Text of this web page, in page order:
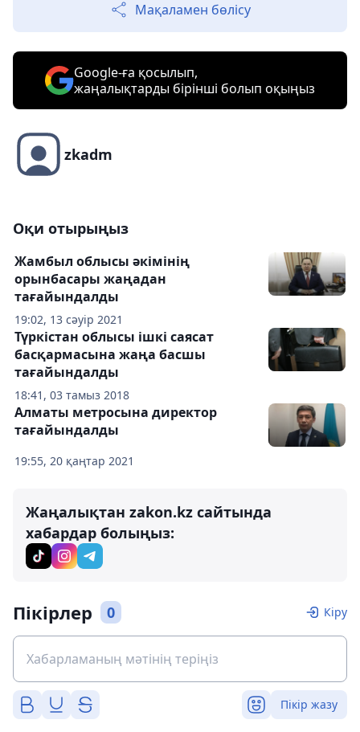
Мақаламен бөлісу
Google-ға қосылып,
жаңалықтарды бірінші болып оқыңыз
zkadm
Оқи отырыңыз
19:02, 13 сәуір 2021
Жамбыл облысы әкімінің
орынбасары жаңадан
тағайындалды
18:41, 03 тамыз 2018
Түркістан облысы ішкі саясат
басқармасына жаңа басшы
тағайындалды
19:55, 20 қаңтар 2021
Алматы метросына директор
тағайындалды
Жаңалықтан zakon.kz сайтында
хабардар болыңыз:
Пікірлер 0 Кіру
Пікір жазу